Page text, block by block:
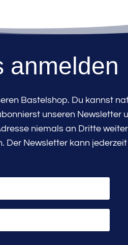
anmelden
Bastelshop. Du kannst
unseren Newsletter
niemals an Dritte
Der Newsletter kann